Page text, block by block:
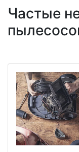
Частые